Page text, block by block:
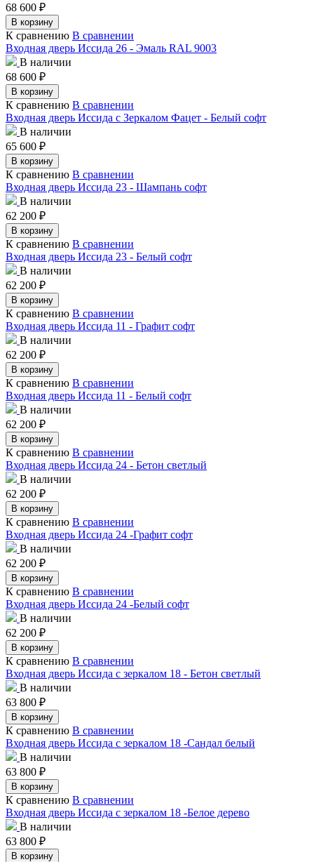
68 600 ₽
В корзину
К сравнению В сравнении
Входная дверь Иссида 26 - Эмаль RAL 9003
В наличии
68 600 ₽
В корзину
К сравнению В сравнении
Входная дверь Иссида с Зеркалом Фацет - Белый софт
В наличии
65 600 ₽
В корзину
К сравнению В сравнении
Входная дверь Иссида 23 - Шампань софт
В наличии
62 200 ₽
В корзину
К сравнению В сравнении
Входная дверь Иссида 23 - Белый софт
В наличии
62 200 ₽
В корзину
К сравнению В сравнении
Входная дверь Иссида 11 - Графит софт
В наличии
62 200 ₽
В корзину
К сравнению В сравнении
Входная дверь Иссида 11 - Белый софт
В наличии
62 200 ₽
В корзину
К сравнению В сравнении
Входная дверь Иссида 24 - Бетон светлый
В наличии
62 200 ₽
В корзину
К сравнению В сравнении
Входная дверь Иссида 24 -Графит софт
В наличии
62 200 ₽
В корзину
К сравнению В сравнении
Входная дверь Иссида 24 -Белый софт
В наличии
62 200 ₽
В корзину
К сравнению В сравнении
Входная дверь Иссида с зеркалом 18 - Бетон светлый
В наличии
63 800 ₽
В корзину
К сравнению В сравнении
Входная дверь Иссида с зеркалом 18 -Сандал белый
В наличии
63 800 ₽
В корзину
К сравнению В сравнении
Входная дверь Иссида с зеркалом 18 -Белое дерево
В наличии
63 800 ₽
В корзину